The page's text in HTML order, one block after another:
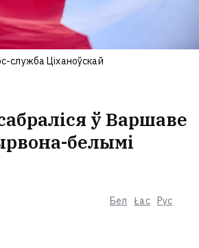
Бел Łac Рус
ў Варшаве
белымі
служба Ціханоўскай